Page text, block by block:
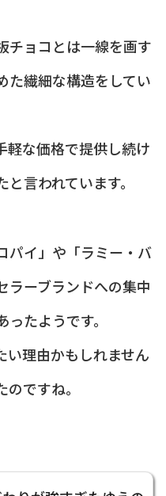
チョコとは一線を画す
た繊細な構造をしてい
軽な価格で提供し続け
言われています。
パイ」や「ラミー・バ
ラーブランドへの集中
たようです。
い理由かもしれません
ですね。